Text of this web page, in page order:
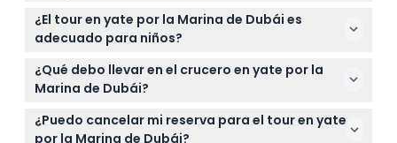
Por favor llegue al menos 15 a 20 minutos antes de
la hora de salida programada en el Club de Yates
del Puerto de Dubái, cerca del Restaurante L'Amo
Bistro, frente a la Puerta 7-BA (sujeto a cambios —
por favor confirme al momento de la reserva).
¿El tour en yate por la Marina de Dubái es
adecuado para niños?
Sí, los niños de 2 a 12 años califican para tarifas
infantiles y deben ir acompañados por un adulto
unirse gratis pero deben estar sentados en el
regazo de un adulto responsable.
¿Qué debo llevar en el crucero en yate por la
Marina de Dubái?
Lleve una confirmación de reserva válida y
considere protector solar, gafas de sol y un
¿Puedo cancelar mi reserva para el tour en yate
por la Marina de Dubái?